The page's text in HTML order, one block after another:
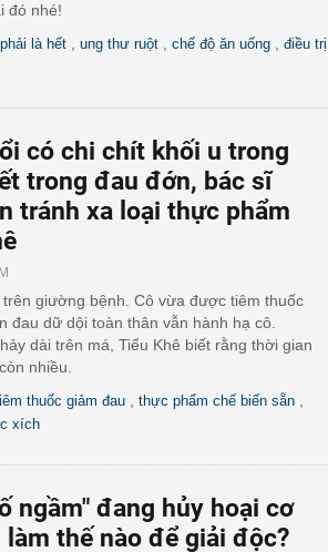
đó nhé!
là hết ung thư ruột chế độ ăn uống
điều trị
có chi chít khối u trong
trong đau đớn, bác sĩ
tránh xa loại thực phẩm
giường bệnh. Cô vừa được tiêm thuốc
đau dữ dội toàn thân vẫn hành hạ cô.
dài trên má, Tiểu Khê biết rằng thời gian
nhiều.
thuốc giảm đau thực phẩm chế biến sẵn
xích
ngầm" đang hủy hoại cơ
làm thế nào để giải độc?